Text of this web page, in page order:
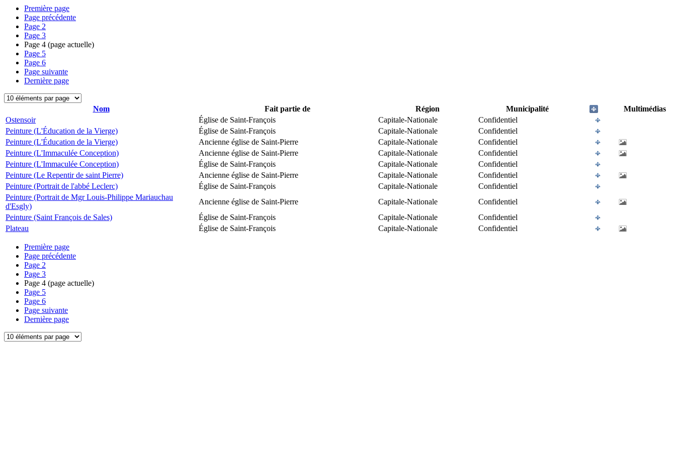
Première page
Page précédente
Page 2
Page 3
Page 4 (page actuelle)
Page 5
Page 6
Page suivante
Dernière page
Nom Fait partie de Région Municipalité
Multimédias
Ostensoir
Église de Saint-François Capitale-Nationale
Confidentiel
Peinture (L'Éducation de la Vierge)
Église de Saint-François Capitale-Nationale
Confidentiel
Peinture (L'Éducation de la Vierge)
Ancienne église de Saint-Pierre Capitale-Nationale
Confidentiel
Peinture (L'Immaculée Conception)
Ancienne église de Saint-Pierre Capitale-Nationale
Confidentiel
Peinture (L'Immaculée Conception)
Église de Saint-François Capitale-Nationale
Confidentiel
Peinture (Le Repentir de saint Pierre)
Ancienne église de Saint-Pierre Capitale-Nationale
Confidentiel
Peinture (Portrait de l'abbé Leclerc)
Église de Saint-François Capitale-Nationale
Confidentiel
Peinture (Portrait de Mgr Louis-Philippe Mariauchau
d'Esgly)
Ancienne église de Saint-Pierre Capitale-Nationale
Confidentiel
Peinture (Saint François de Sales)
Église de Saint-François Capitale-Nationale
Confidentiel
Plateau
Église de Saint-François Capitale-Nationale Confidentiel
Première page
Page précédente
Page 2
Page 3
Page 4 (page actuelle)
Page 5
Page 6
Page suivante
Dernière page